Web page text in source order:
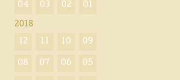
04 03 02 01
2018
12 11 10 09
08 07 06 05